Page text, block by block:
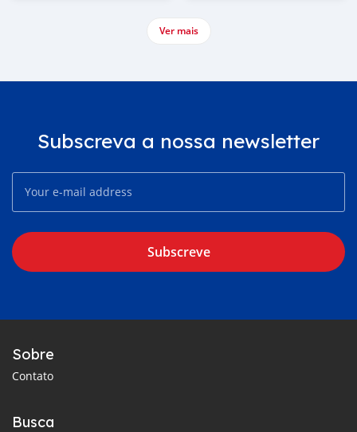
Ver mais
Subscreva a nossa newsletter
Subscreve
Sobre
Contato
Busca